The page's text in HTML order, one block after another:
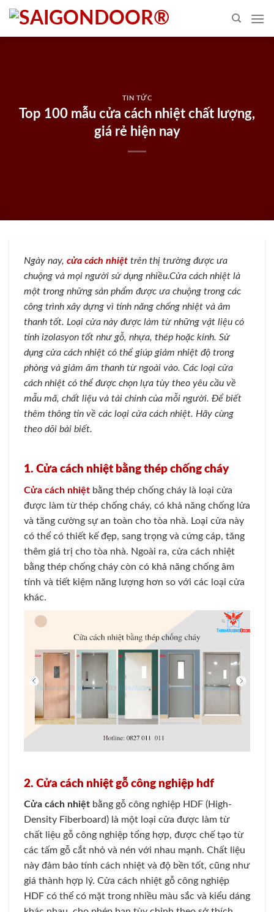
Skip
content
TIN TỨC
Top 100 mẫu cửa cách nhiệt chất lượng,
giá rẻ hiện nay
Ngày nay, cửa cách nhiệt trên thị trường được ưa
chuộng và mọi người sử dụng nhiều.Cửa cách nhiệt là
một trong những sản phẩm được ưa chuộng trong các
công trình xây dựng vì tính năng chống nhiệt và âm
thanh tốt. Loại cửa này được làm từ những vật liệu có
tính izolasyon tốt như gỗ, nhựa, thép hoặc kính. Sử
dụng cửa cách nhiệt có thể giúp giảm nhiệt độ trong
phòng và giảm âm thanh từ ngoài vào. Các loại cửa
cách nhiệt có thể được chọn lựa tùy theo yêu cầu về
mẫu mã, chất liệu và tài chính của mỗi người. Để biết
thêm thông tin về các loại cửa cách nhiệt. Hãy cùng
theo dõi bài biết.
1. Cửa cách nhiệt bằng thép chống cháy
Cửa cách nhiệt bằng thép chống cháy là loại cửa
được làm từ thép chống cháy, có khả năng chống lửa
và tăng cường sự an toàn cho tòa nhà. Loại cửa này
có thể có thiết kế đẹp, sang trọng và cứng cáp, tăng
thêm giá trị cho tòa nhà. Ngoài ra, cửa cách nhiệt
bằng thép chống cháy còn có khả năng chống âm
tính và tiết kiệm năng lượng hơn so với các loại cửa
khác.
2. Cửa cách nhiệt gỗ công nghiệp hdf
Cửa cách nhiệt bằng gỗ công nghiệp HDF (High-
Density Fiberboard) là một loại cửa được làm từ
chất liệu gỗ công nghiệp tổng hợp, được chế tạo từ
các tấm gỗ cắt nhỏ và nén với nhau mạnh. Chất liệu
này đảm bảo tính cách nhiệt và độ bền tốt, cũng như
giá thành hợp lý. Cửa cách nhiệt gỗ công nghiệp
HDF có thể có mặt trong nhiều màu sắc và kiểu dáng